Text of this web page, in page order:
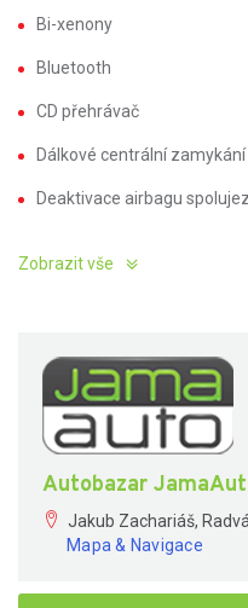
Bi-xenony
Bluetooth
CD přehrávač
Dálkové centrální zamykání
Deaktivace airbagu
Zobrazit vše
Autobazar
Jakub Zachariáš,
Mapa & Navigace